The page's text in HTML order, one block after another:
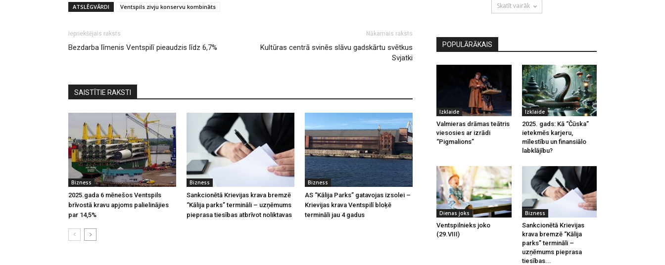
ATSLĒGVĀRDI Ventspils zivju konservu kombināts
Iepriekšējais raksts
Bezdarba līmenis Ventspilī pieaudzis līdz 6,7%
Nākamais raksts
Kultūras centrā svinēs slāvu gadskārtu svētkus
Svjatki
SAISTĪTIE RAKSTI
Bizness
2025.gada 6 mēnešos Ventspils
brīvostā kravu apjoms palielinājies
par 14,5%
Bizness
Sankcionētā Krievijas krava bremzē
“Kālija parks” termināli – uzņēmums
pieprasa tiesības atbrīvot noliktavas
Bizness
AS “Kālija Parks” gatavojas izsolei –
Krievijas krava Ventspilī bloķē
termināli jau 4 gadus
Skatīt vairāk
POPULĀRĀKAIS
Izklaide
Valmieras drāmas teātris
viesosies ar izrādi
“Pigmalions”
Izklaide
2025. gads: Kā “Čūska”
ietekmēs karjeru,
mīlestību un finansiālo
labklājību?
Dienas joks
Ventspilnieks joko
(29.VIII)
Bizness
Sankcionētā Krievijas
krava bremzē “Kālija
parks” termināli –
uzņēmums pieprasa
tiesības...